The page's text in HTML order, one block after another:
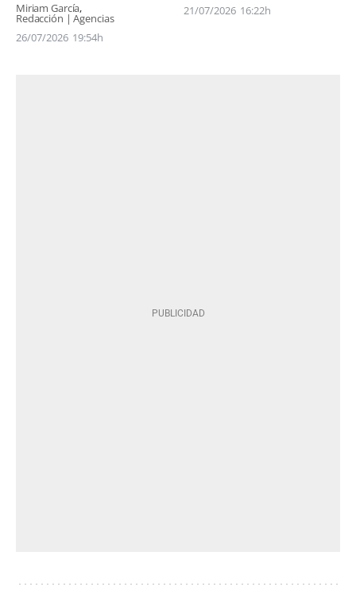
Miriam García
Redacción | Agencias
26/07/2026 19:54h
21/07/2026 16:22h